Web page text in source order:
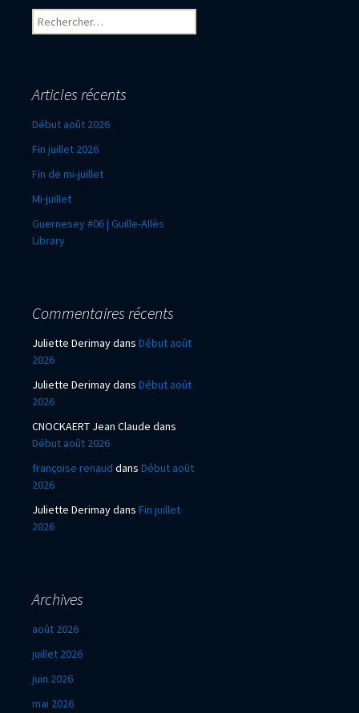
Rechercher :
Articles récents
Début août 2026
Fin juillet 2026
Fin de mi-juillet
Mi-juillet
Guernesey #06 | Guille-Allès
Library
Commentaires récents
Juliette Derimaydans Début août
2026
Juliette Derimaydans Début août
2026
CNOCKAERT Jean Claude dans
Début août 2026
françoise renaud dans Début août
2026
Juliette Derimaydans Fin juillet
2026
Archives
août 2026
juillet 2026
juin 2026
mai 2026